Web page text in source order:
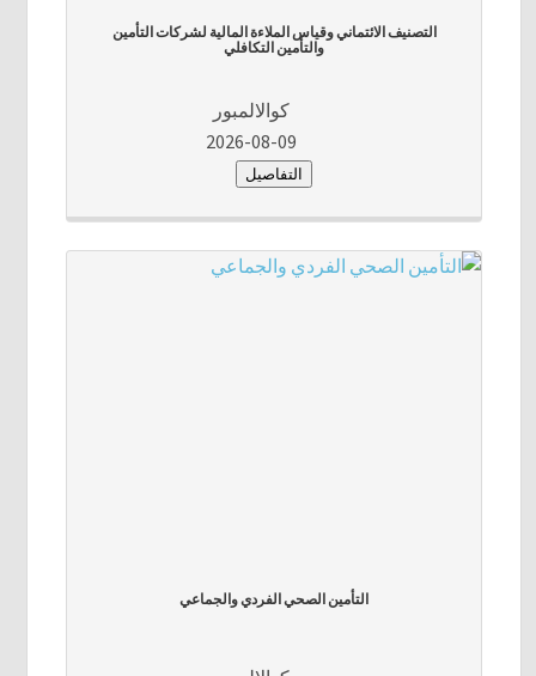
التصنيف الائتماني وقياس الملاءة المالية لشركات التأمين
والتأمين التكافلي
كوالالمبور
2026-08-09
التفاصيل
التأمين الصحي الفردي والجماعي